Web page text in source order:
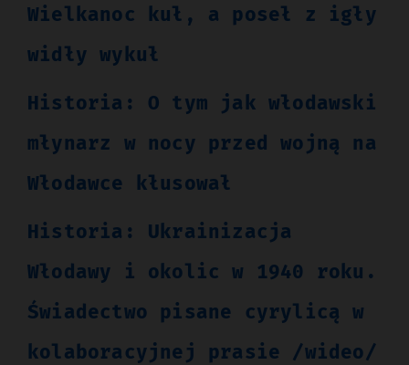
Wielkanoc kuł, a poseł z igły
widły wykuł
Historia: O tym jak włodawski
młynarz w nocy przed wojną na
Włodawce kłusował
Historia: Ukrainizacja
Włodawy i okolic w 1940 roku.
Świadectwo pisane cyrylicą w
kolaboracyjnej prasie /wideo/